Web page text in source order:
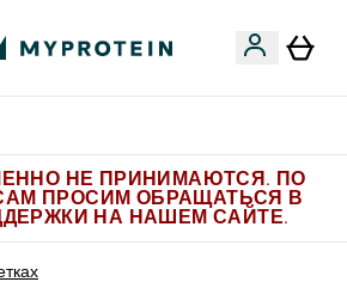
НЕ ПРИНИМАЮТСЯ. ПО
ПРОСИМ ОБРАЩАТЬСЯ В
НА НАШЕМ САЙТЕ.